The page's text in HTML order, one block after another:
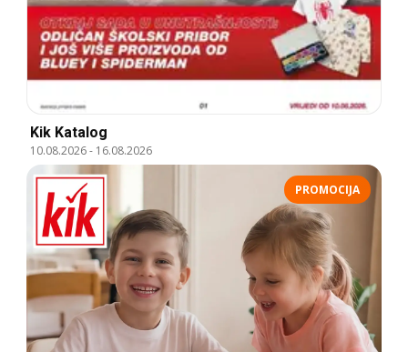
Kik Katalog
10.08.2026- 16.08.2026
PROMOCIJA